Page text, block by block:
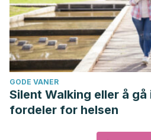
GODE VANER
Silent Walking eller å
fordeler for helsen